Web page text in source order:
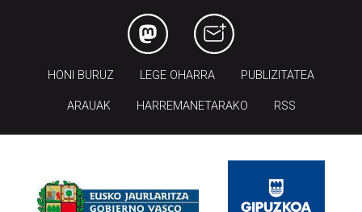
HONI BURUZ LEGE OHARRA PUBLIZITATEA
ARAUAK HARREMANETARAKO RSS